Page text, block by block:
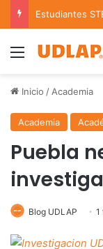
Menu
Inicio / Academia
Academia
Puebla
Blog UDLAP 1